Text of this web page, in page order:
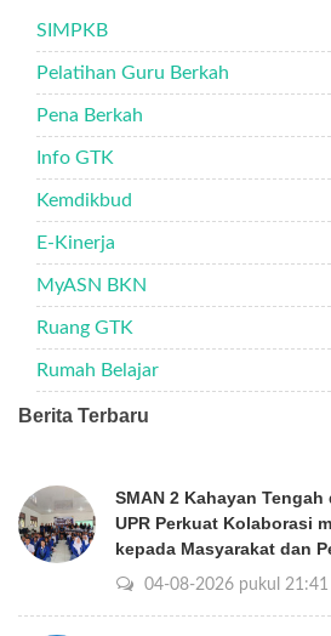
SIMPKB
Pelatihan Guru Berkah
Pena Berkah
Info GTK
Kemdikbud
E-Kinerja
MyASN BKN
Ruang GTK
Rumah Belajar
Berita Terbaru
SMAN 2 Kahayan
UPR Perkuat Kolaborasi
kepada Masyarakat dan
04-08-2026 pukul 21:41